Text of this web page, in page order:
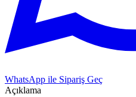
WhatsApp ile Sipariş Geç
Açıklama